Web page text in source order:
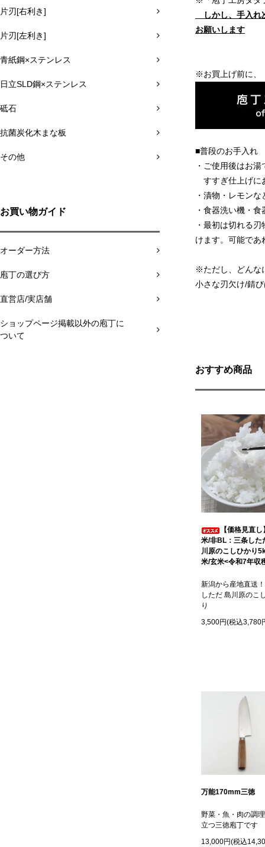
片刃[右利き]
片刃[左利き]
青紙鋼×ステンレス
日立SLD鋼×ステンレス
砥石
抗菌炭化木まな板
その他
お買い物ガイド
オーダー方法
庖丁の選び方
直営店/実店舗
ショップページ掲載以外の庖丁に
ついて
しかし、手入れ
お願いします
※お買上げ前に、
■普段のお手入れ
・ご使用後はお
すすぎ仕上げに
・漬物・レモン
・食器洗い機・
・最初は切れる
けます。可能であ
※ただし、どんな
小さな刃欠け/錆
おすすめ商品
【価格見直
米/非BL：三条した
川原のこしひかり
米/玄米<令和7年収
新潟から産地直送
しただ 島川原のこ
り
3,500円(税込3,780
万能170mm三徳
野菜・魚・肉の調
立つ三徳庖丁です
13,000円(税込